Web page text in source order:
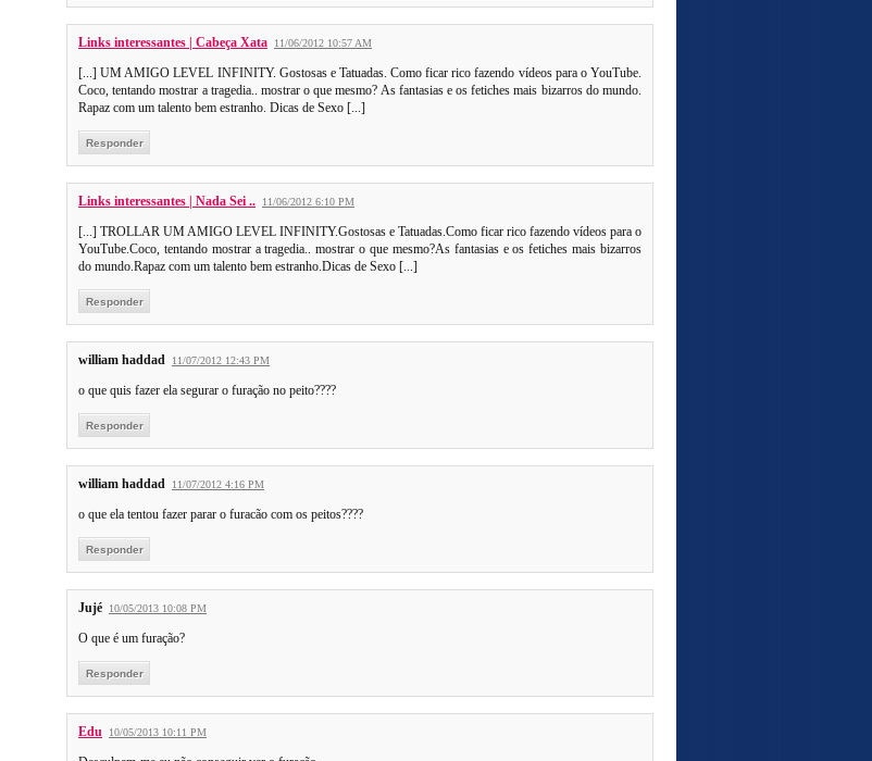
Links interessantes | Cabeça Xata 11/06/2012 10:57 AM
[...] UM AMIGO LEVEL INFINITY. Gostosas e Tatuadas. Como ficar rico fazendo vídeos para o YouTube.
Coco, tentando mostrar a tragedia.. mostrar o que mesmo? As fantasias e os fetiches mais bizarros do mundo.
Rapaz com um talento bem estranho. Dicas de Sexo [...]
Responder
Links interessantes | Nada Sei .. 11/06/2012 6:10 PM
[...] TROLLAR UM AMIGO LEVEL INFINITY.Gostosas e Tatuadas.Como ficar rico fazendo vídeos para o
YouTube.Coco, tentando mostrar a tragedia.. mostrar o que mesmo?As fantasias e os fetiches mais bizarros
do mundo.Rapaz com um talento bem estranho.Dicas de Sexo [...]
Responder
william haddad 11/07/2012 12:43 PM
o que quis fazer ela segurar o furação no peito????
Responder
william haddad 11/07/2012 4:16 PM
o que ela tentou fazer parar o furacão com os peitos????
Responder
Jujé 10/05/2013 10:08 PM
O que é um furação?
Responder
Edu 10/05/2013 10:11 PM